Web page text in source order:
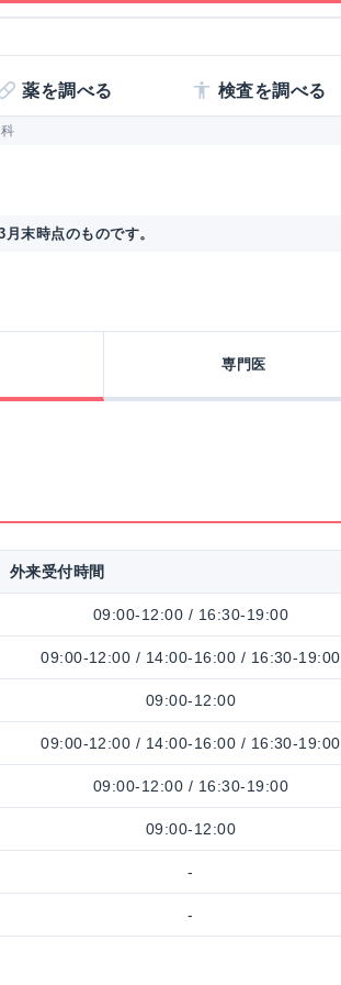
薬を調べる 検査を調べる
末時点のものです。
専門医
外来受付時間
09:00-12:00 / 16:30-19:00
09:00-12:00 / 14:00-16:00 / 16:30-19:00
09:00-12:00
09:00-12:00 / 14:00-16:00 / 16:30-19:00
09:00-12:00 / 16:30-19:00
09:00-12:00
-
-